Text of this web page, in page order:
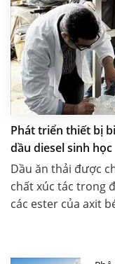
Phát triển thiết bị
dầu diesel sinh học
Dầu ăn thải được
chất xúc tác trong
các ester của axit